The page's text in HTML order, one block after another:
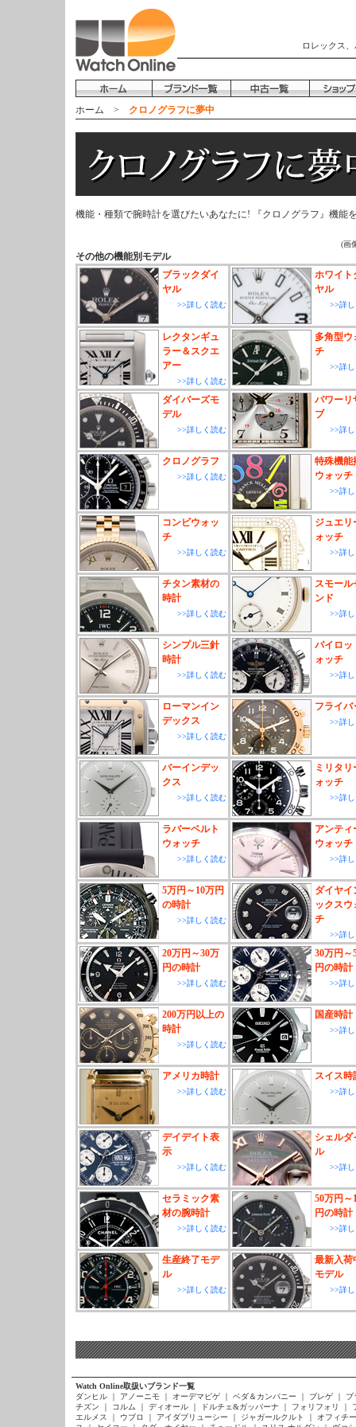
ロレックス
ホーム > クロノグラフに夢中
機能・種類で腕時計を選びたいあなたに! 『クロノグラフ』機能
(画
その他の機能別モデル
ブラックダイ
ヤル
>>詳しく読む
ホワイト
ヤル
>>詳
レクタンギュ
ラー＆スクエ
アー
>>詳しく読む
多角型ウ
チ
>>詳
ダイバーズモ
デル
>>詳しく読む
パワーリ
ブ
>>詳
クロノグラフ
>>詳しく読む
特殊機能
ウォッチ
>>詳
コンビウォッ
チ
>>詳しく読む
ジュエリ
ォッチ
>>詳
チタン素材の
時計
>>詳しく読む
スモール
ンド
>>詳
シンプル三針
時計
>>詳しく読む
パイロッ
ォッチ
>>詳
ローマンイン
デックス
>>詳しく読む
フライバ
>>詳
バーインデッ
クス
>>詳しく読む
ミリタリ
ォッチ
>>詳
ラバーベルト
ウォッチ
>>詳しく読む
アンティ
ウォッチ
>>詳
5万円～10万円
の時計
>>詳しく読む
ダイヤイ
ックスウ
チ
>>詳
20万円～30万
円の時計
>>詳しく読む
30万円～
円の時計
>>詳
200万円以上の
時計
>>詳しく読む
国産時計
>>詳
アメリカ時計
>>詳しく読む
スイス時
>>詳
デイデイト表
示
>>詳しく読む
シェルダ
ル
>>詳
セラミック素
材の腕時計
>>詳しく読む
50万円～
円の時計
>>詳
生産終了モデ
ル
>>詳しく読む
最新入荷
モデル
>>詳
Watch Online取扱いブランド一覧
ダンヒル
｜ アノーニモ ｜ オーデマピゲ ｜ ベダ＆カンパニー ｜ ブレゲ ｜
ブ
チズン
｜ コルム ｜ ディオール ｜ ドルチェ&ガッバーナ ｜ フォリフォリ ｜
エルメス
｜ ウブロ ｜ アイダブリューシー ｜ ジャガールクルト ｜
オフィチ